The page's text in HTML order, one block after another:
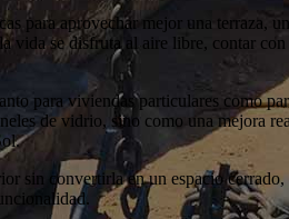
para aprovechar mejor una terraza,
se disfruta al aire libre, contar
para viviendas particulares como
de vidrio, sino como una mejora
sin convertirla en un espacio